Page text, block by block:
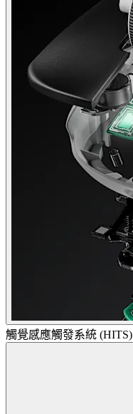
觸覺感應觸發系統 (HITS)